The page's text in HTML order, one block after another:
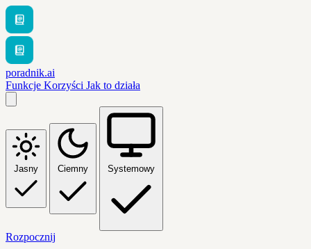
poradnik.ai
Funkcje Korzyści Jak to działa
Jasny Ciemny Systemowy
Rozpocznij